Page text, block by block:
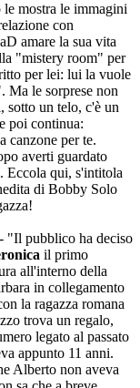
mostra le immagini
con
amare la sua vita
"mistery room" per
per lei: lui la vuole
Ma le sorprese non
sotto un telo, c'è un
poi continua:
canzone per te.
averti guardato
Eccola qui, s'intitola
di Bobby Solo
- "Il pubblico ha deciso
il primo
all'interno della
in collegamento
la ragazza romana
trova un regalo,
legato al passato
appunto 11 anni.
Alberto non aveva